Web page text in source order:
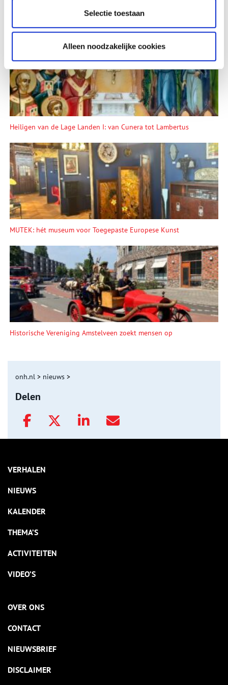
Selectie toestaan
Alleen noodzakelijke cookies
Lees meer verhalen
Heiligen van de Lage Landen I: van Cunera tot Lambertus
MUTEK: hét museum voor Toegepaste Europese Kunst
Historische Vereniging Amstelveen zoekt mensen op
onh.nl > nieuws >
Delen
VERHALEN
NIEUWS
KALENDER
THEMA’S
ACTIVITEITEN
VIDEO’S
OVER ONS
CONTACT
NIEUWSBRIEF
DISCLAIMER